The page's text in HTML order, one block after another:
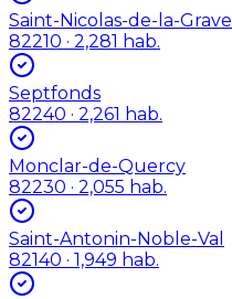
Saint-Nicolas-de-la-Grave
82210 · 2,281 hab.
Septfonds
82240 · 2,261 hab.
Monclar-de-Quercy
82230 · 2,055 hab.
Saint-Antonin-Noble-Val
82140 · 1,949 hab.